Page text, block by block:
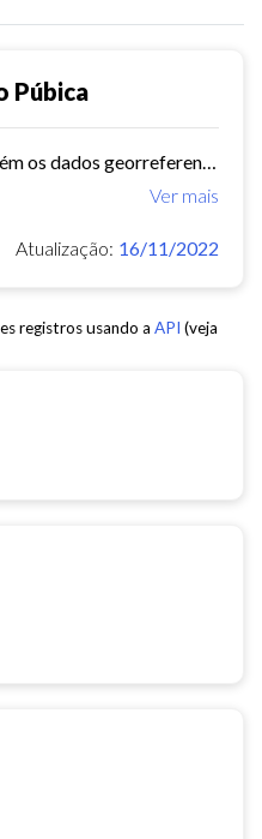
Púbica
Ver mais
Atualização: 16/11/2022
registros usando a API (veja